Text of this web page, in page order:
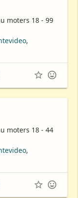
moters 18 - 99
,
 
moters 18 - 44
,
 